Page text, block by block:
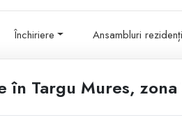
Închiriere Ansambluri
în Targu Mures, zona